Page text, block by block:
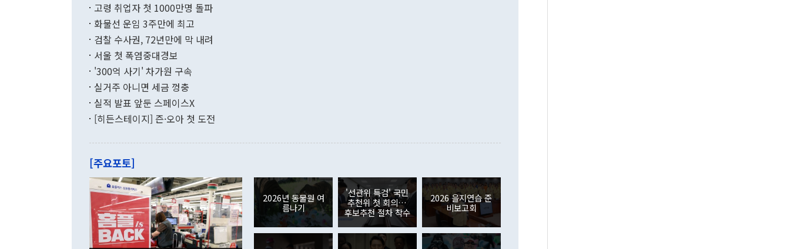
무너졌다고도 했다. 또 "현 시점에서 흘러간 선(先)비핵화만 되뇌는 것은
함께 4자 대화의 동력을 확보하기 위해 최선을 다할 것"이라고 말했다. 하
"우리의 선의대로 하는 게 과연 한반도의 평화와 안정에 플러스냐, 결론적
관은 업무보고 사후 브리핑에서 정 장관이 언급한 '4자 회담'에 대해 "이상
이 9월 러시아 블라디보스토크에서 열리는 '동방경제포럼(EEF)'을 언급하
며 "정부 차원에서 (참석을) 검토하고 있다"고 발언한 데 대해서도 조 장관
은 "그것은 외교부의 몫"이라며 "아직 거기까지 진도가 나가지 않았다"고
잘랐다. 정 장관이 이날 소개한 대북 구상과 설명은 정부 내 조율을 거치지
않았다는 점에서 문제가 있다. 특히 주적 표현 대체와 국호 사용, 9·19 군
사합의 복원, 4자회담 추진 등은 통일부 장관이 결정할 사안이 아니어서 월
권이라는 지적이 나오고 있다. 이 대통령은 정 장관의 업무보고를 듣고 난
며 월간 기준 처음으로 1000억달러를 넘어섰다. 상품수입은 644억8000만
196.9% 급증했고 컴퓨터·주변기기(SSD)는 282.7% 증가했다. IT 품목
수출은 160.4% 늘었으며 비IT 품목도 ▲석유제품(47.5%) ▲화공품
기록했지만 지식재산권사용료수지는 전월 흑자에서 4억4000만달러 적자
로 전환됐다. 본원소득수지는 배당소득을 중심으로 32억7000만달러 흑자
는 배당수입이 늘어난 데다 전월 분기배당에 따른 기저효과로 배당지급이
였던 올해 3월(369억9000만달러)을 넘어선 것이다. 직접투자에서는 내국
인의 해외투자가 80억1000만달러, 외국인의 국내투자가 46억3000만달러
각각 증가했다. 증권투자에서는 외국인의 국내 주식 매도세가 이어졌다. 외
국인의 국내 주식 투자는 차익실현 매도 등의 영향으로 316억1000만달러
감소하며 전월(-310억5000만달러)에 이어 역대 최대 순매도 기록을 다시
경신했다. 외국인의 국내 채권투자는 세계국채지수(WGBI) 자금 유입에도
고령 취업자 첫 1000만명 돌파
화물선 운임 3주만에 최고
검찰 수사권, 72년만에 막 내려
서울 첫 폭염중대경보
'300억 사기' 차가원 구속
실거주 아니면 세금 껑충
실적 발표 앞둔 스페이스X
[히든스테이지] 즌·오아 첫 도전
[주요포토]
2026년 동물원 여
름나기
'선관위 특검' 국민
추천위 첫 회의…
후보추천 절차 착수
2026 을지연습 준
비보고회